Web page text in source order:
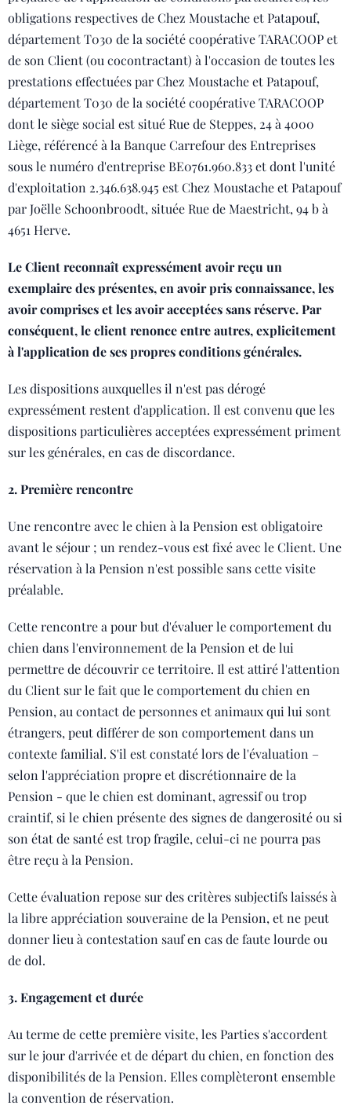
obligations respectives de Chez Moustache et Patapouf,
département T030 de la société coopérative TARACOOP et
de son Client (ou cocontractant) à l'occasion de toutes les
prestations effectuées par Chez Moustache et Patapouf,
département T030 de la société coopérative TARACOOP
dont le siège social est situé Rue de Steppes, 24 à 4000
Liège, référencé à la Banque Carrefour des Entreprises
sous le numéro d'entreprise BE0761.960.833 et dont l'unité
d'exploitation 2.346.638.945 est Chez Moustache et Patapouf
par Joëlle Schoonbroodt, située Rue de Maestricht, 94 b à
4651 Herve.
Le Client reconnaît expressément avoir reçu un
exemplaire des présentes, en avoir pris connaissance, les
avoir comprises et les avoir acceptées sans réserve. Par
conséquent, le client renonce entre autres, explicitement
à l'application de ses propres conditions générales.
Les dispositions auxquelles il n'est pas dérogé
expressément restent d'application. Il est convenu que les
dispositions particulières acceptées expressément priment
sur les générales, en cas de discordance.
2. Première rencontre
Une rencontre avec le chien à la Pension est obligatoire
avant le séjour ; un rendez-vous est fixé avec le Client. Une
réservation à la Pension n'est possible sans cette visite
préalable.
Cette rencontre a pour but d'évaluer le comportement du
chien dans l'environnement de la Pension et de lui
permettre de découvrir ce territoire. Il est attiré l'attention
du Client sur le fait que le comportement du chien en
Pension, au contact de personnes et animaux qui lui sont
étrangers, peut différer de son comportement dans un
contexte familial. S'il est constaté lors de l'évaluation –
selon l'appréciation propre et discrétionnaire de la
Pension - que le chien est dominant, agressif ou trop
craintif, si le chien présente des signes de dangerosité ou si
son état de santé est trop fragile, celui-ci ne pourra pas
être reçu à la Pension.
Cette évaluation repose sur des critères subjectifs laissés à
la libre appréciation souveraine de la Pension, et ne peut
donner lieu à contestation sauf en cas de faute lourde ou
de dol.
3. Engagement et durée
Au terme de cette première visite, les Parties s'accordent
sur le jour d'arrivée et de départ du chien, en fonction des
disponibilités de la Pension. Elles complèteront ensemble
la convention de réservation.